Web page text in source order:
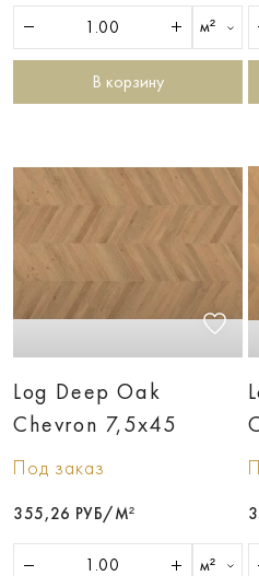
м²
В корзину
Log Deep Oak
Chevron 7,5х45
Под заказ
355,26 РУБ/М²
м²